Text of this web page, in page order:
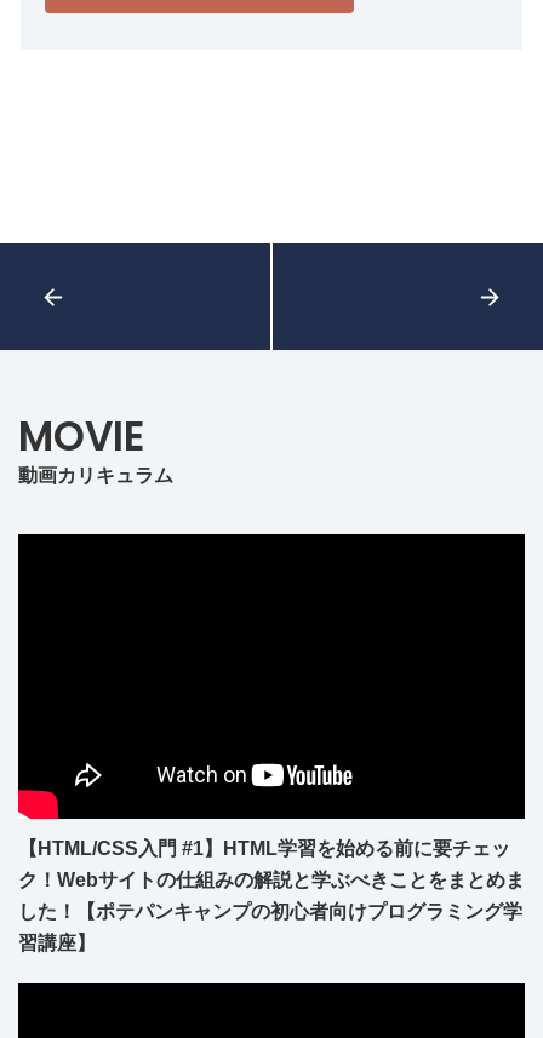
MOVIE
動画カリキュラム
【HTML/CSS入門 #1】HTML学習を始める前に要チェッ
ク！Webサイトの仕組みの解説と学ぶべきことをまとめま
した！【ポテパンキャンプの初心者向けプログラミング学
習講座】